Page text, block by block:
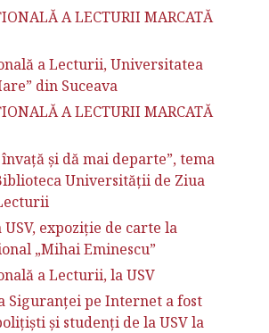
A LECTURII MARCATĂ
a Lecturii, Universitatea
din Suceava
A LECTURII MARCATĂ
învață și dă mai departe”, tema
Universității de Ziua
expoziție de carte la
„Mihai Eminescu”
a Lecturii, la USV
Siguranței pe Internet a fost
și studenți de la USV la